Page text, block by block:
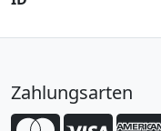
Zahlungsarten